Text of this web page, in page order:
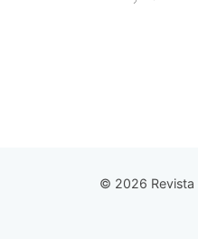
© 2026 Revista